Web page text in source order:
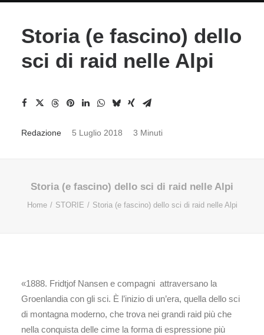
Storia (e fascino) dello
sci di raid nelle Alpi
Redazione 5 Luglio 2018 3 Minuti
Storia (e fascino) dello sci di raid nelle Alpi
Home STORIE Storia (e fascino) dello sci di raid nelle Alpi
«1888. Fridtjof Nansen e compagni attraversano la
Groenlandia con gli sci. È l’inizio di un’era, quella dello sci
di montagna moderno, che trova nei grandi raid più che
nella conquista delle cime la forma di espressione più